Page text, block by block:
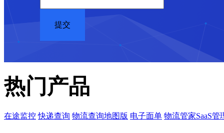
热门产品
在途监控 快递查询 物流查询地图版 电子面单 物流管家SaaS管